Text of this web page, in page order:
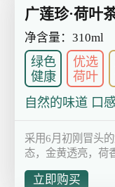
广莲珍·荷叶
净含量：310ml
绿色
健康
优选
荷叶
自然的味道 口
采用6月初刚冒头
态，金黄透亮，荷
立即购买